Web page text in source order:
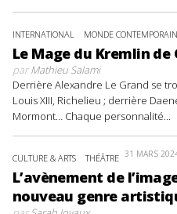
INTERNATIONAL MONDE CONTEMPORAIN
Le Mage du Kremlin
parMathieu Salami
Derrière Alexandre Le Grand se
Louis XIII, Richelieu ; derrière
Mormont… Chaque personnalité...
CULTURE & ARTS THÉÂTRE 31 MARS
L’avènement de
nouveau genre